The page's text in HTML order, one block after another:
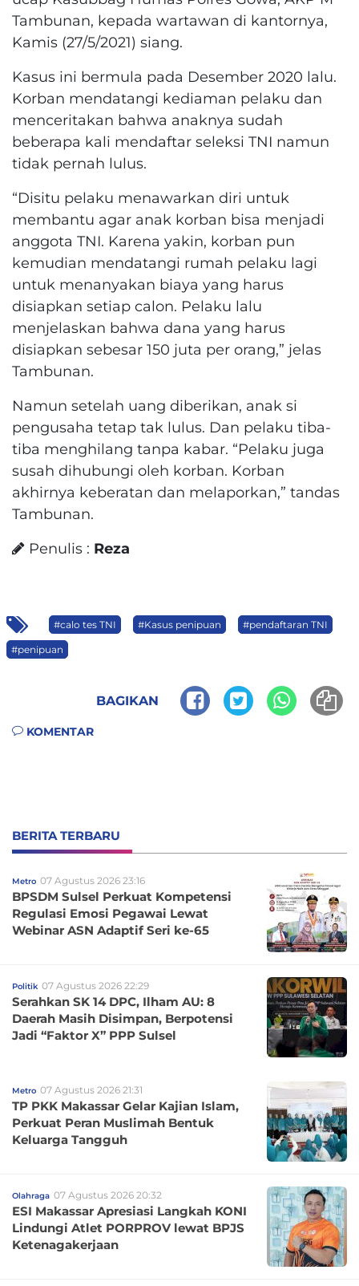
Tambunan, kepada wartawan di kantornya,
Kamis (27/5/2021) siang.
Kasus ini bermula pada Desember 2020 lalu.
Korban mendatangi kediaman pelaku dan
menceritakan bahwa anaknya sudah
beberapa kali mendaftar seleksi TNI namun
tidak pernah lulus.
“Disitu pelaku menawarkan diri untuk
membantu agar anak korban bisa menjadi
anggota TNI. Karena yakin, korban pun
kemudian mendatangi rumah pelaku lagi
untuk menanyakan biaya yang harus
disiapkan setiap calon. Pelaku lalu
menjelaskan bahwa dana yang harus
disiapkan sebesar 150 juta per orang,” jelas
Tambunan.
Namun setelah uang diberikan, anak si
pengusaha tetap tak lulus. Dan pelaku tiba-
tiba menghilang tanpa kabar. “Pelaku juga
susah dihubungi oleh korban. Korban
akhirnya keberatan dan melaporkan,” tandas
Tambunan.
Penulis : Reza
#calo tes TNI #Kasus penipuan #pendaftaran TNI
#penipuan
BAGIKAN
KOMENTAR
BERITA TERBARU
Metro 07 Agustus 2026 23:16
BPSDM Sulsel Perkuat Kompetensi
Regulasi Emosi Pegawai Lewat
Webinar ASN Adaptif Seri ke-65
Politik 07 Agustus 2026 22:29
Serahkan SK 14 DPC, Ilham AU: 8
Daerah Masih Disimpan, Berpotensi
Jadi “Faktor X” PPP Sulsel
Metro 07 Agustus 2026 21:31
TP PKK Makassar Gelar Kajian Islam,
Perkuat Peran Muslimah Bentuk
Keluarga Tangguh
Olahraga 07 Agustus 2026 20:32
ESI Makassar Apresiasi Langkah KONI
Lindungi Atlet PORPROV lewat BPJS
Ketenagakerjaan